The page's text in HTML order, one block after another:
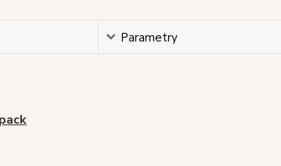
Parametry